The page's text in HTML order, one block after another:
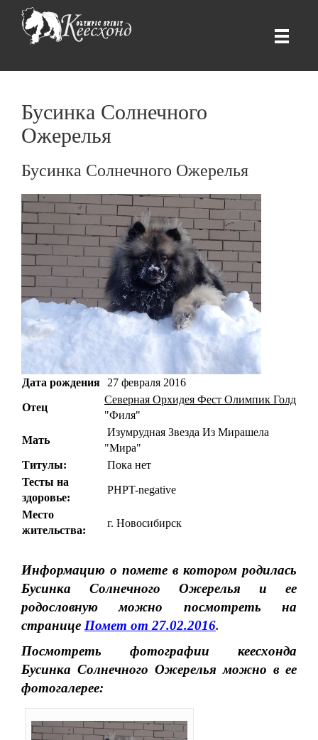
Бусинка Солнечного
Ожерелья
Бусинка Солнечного Ожерелья
Дата рождения 27 февраля 2016
Отец
Северная Орхидея Фест Олимпик Голд
"Филя"
Мать
Изумрудная Звезда Из Мирашела
"Мира"
Титулы:
Пока нет
Тесты на
здоровье:
PHPT-negative
Место
жительства:
г. Новосибирск
Информацию о помете в котором родилась
Бусинка Солнечного Ожерелья и ее
родословную можно посмотреть на
странице Помет от 27.02.2016.
Посмотреть фотографии кеесхонда
Бусинка Солнечного Ожерелья можно в ее
фотогалерее: